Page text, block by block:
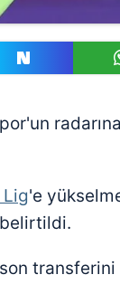
radarına
'e
transferini